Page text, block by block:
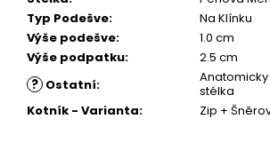
Typ Podešve:
Na Klínku
Výše podešve:
1.0 cm
Výše podpatku: 2.5 cm
? Ostatní:
stélka
Kotník - Varianta: Zip +